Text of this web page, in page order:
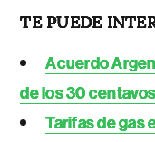
TE PUEDE
Acuerdo
de los 30 centavos
Tarifas de gas